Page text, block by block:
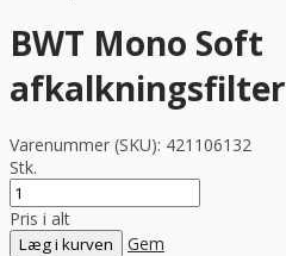
BWT Mono Soft
afkalkningsfilter
Varenummer (SKU): 421106132
Stk.
Pris i alt
Læg i kurven
Gem